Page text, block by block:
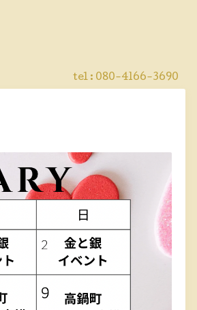
tel : 080-4166-3690